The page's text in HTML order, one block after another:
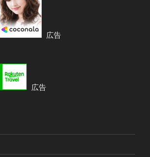
広告
広告